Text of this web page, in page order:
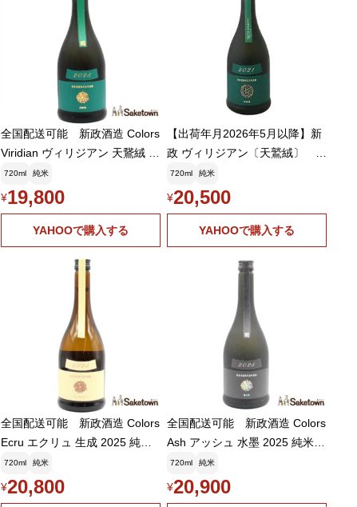
全国配送可能 新政酒造 Colors
Viridian ヴィリジアン 天鵞絨 2
025 純米酒 日本酒 13% 720ml
箱無し(2026年4月製造・2026
年7月出荷)
720ml 純米
¥19,800
YAHOOで購入する
【出荷年月2026年5月以降】新
政 ヴィリジアン〔天鷲絨〕 き
もと木桶 純米 (美郷錦) 720ml
【冷3】クール代込
720ml 純米
¥20,500
YAHOOで購入する
全国配送可能 新政酒造 Colors
Ecru エクリュ 生成 2025 純米
酒 日本酒 13% 720ml 箱無し(2
026年3月製造・2026年4月出
荷) ※難有
720ml 純米
¥20,800
全国配送可能 新政酒造 Colors
Ash アッシュ 水墨 2025 純米酒
日本酒 12% 720ml 箱無し(2026
年2月製造・2026年4月出荷)
720ml 純米
¥20,900